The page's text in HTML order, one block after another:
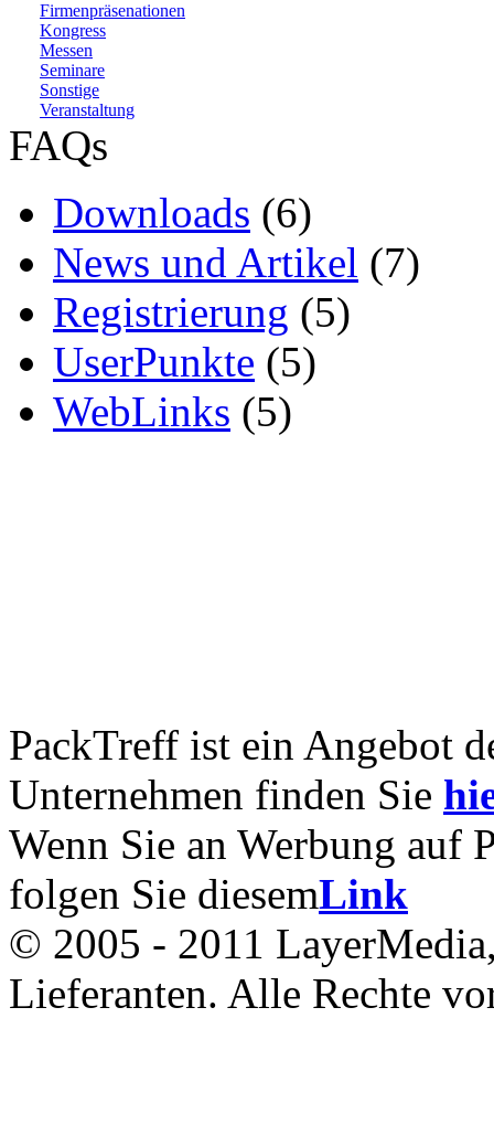
Firmenpräsenationen
Kongress
Messen
Seminare
Sonstige
Veranstaltung
FAQs
Downloads (6)
News und Artikel (7)
Registrierung (5)
UserPunkte (5)
WebLinks (5)
PackTreff ist ein Angebot
Unternehmen finden Sie
Wenn Sie an Werbung auf
folgen Sie diesemLink
© 2005 - 2011
Lieferanten. Alle Rechte